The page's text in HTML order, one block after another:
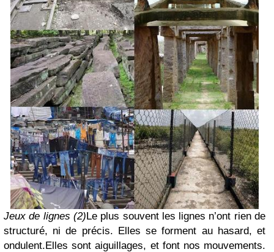
Jeux de lignes (2)Le plus souvent les lignes n’ont rien de
structuré, ni de précis. Elles se forment au hasard, et
ondulent.Elles sont aiguillages, et font nos mouvements.